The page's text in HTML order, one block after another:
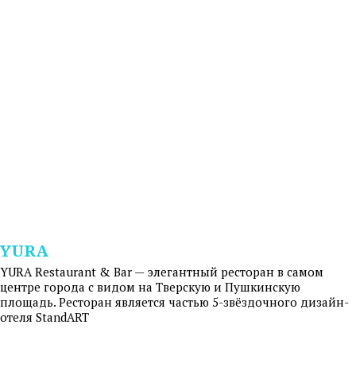
YURA
YURA Restaurant & Bar — элегантный ресторан в самом
центре города с видом на Тверскую и Пушкинскую
площадь. Ресторан является частью 5-звёздочного дизайн-
отеля StandART